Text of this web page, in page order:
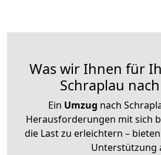
Was wir Ihnen für
Schraplau
Ein Umzug nach
Herausforderungen mit sich
die Last zu erleichtern –
Unterstützung